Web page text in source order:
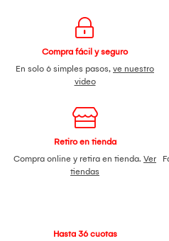
Compra fácil y seguro
En solo 6 simples pasos, ve nuestro
video
Retiro en tienda
Compra online y retira en tienda. Ver
tiendas
Hasta 36 cuotas